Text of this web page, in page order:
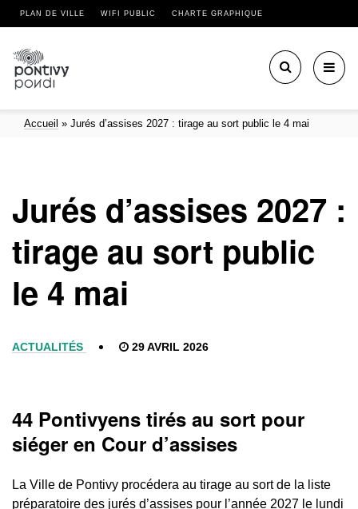
PLAN DE VILLE WIFI PUBLIC CHARTE GRAPHIQUE
Accueil » Jurés d’assises 2027 : tirage au sort public le 4 mai
Jurés d’assises 2027 :
tirage au sort public
le 4 mai
ACTUALITÉS 29 AVRIL 2026
44 Pontivyens tirés au sort pour
siéger en Cour d’assises
La Ville de Pontivy procédera au tirage au sort de la liste
préparatoire des jurés d’assises pour l’année 2027 le lundi